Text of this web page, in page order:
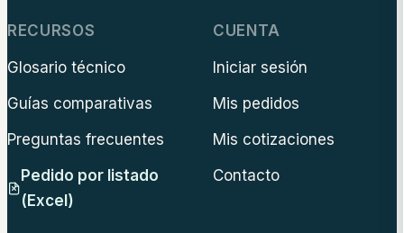
RECURSOS
Glosario técnico
Guías comparativas
Preguntas frecuentes
Pedido por listado
(Excel)
CUENTA
Iniciar sesión
Mis pedidos
Mis cotizaciones
Contacto